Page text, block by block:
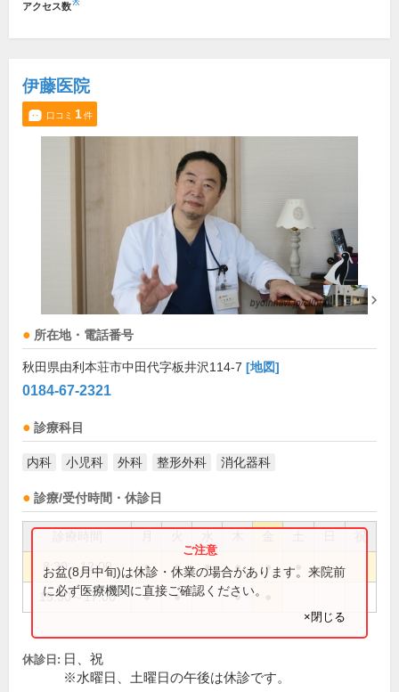
アクセス数※
伊藤医院
口コミ 1件
所在地・電話番号
秋田県由利本荘市中田代字板井沢114-7 [地図]
0184-67-2321
診療科目
内科 小児科 外科 整形外科 消化器科
診療/受付時間・休診日
8:30～12:00 ● ● ● ● ●
15:30～17:00 ● ● ●
お盆(8月中旬)は休診・休業の場合があります。来院前
に必ず医療機関に直接ご確認ください。
×閉じる
休診日: 日、祝
※水曜日、土曜日の午後は休診です。